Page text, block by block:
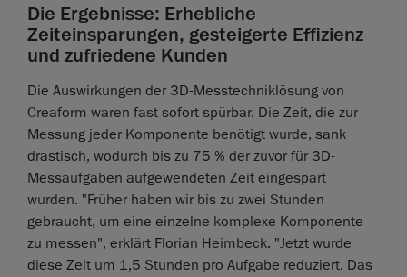
Die Ergebnisse: Erhebliche
Zeiteinsparungen, gesteigerte Effizienz
und zufriedene Kunden
Die Auswirkungen der 3D-Messtechniklösung von
Creaform waren fast sofort spürbar. Die Zeit, die zur
Messung jeder Komponente benötigt wurde, sank
drastisch, wodurch bis zu 75 % der zuvor für 3D-
Messaufgaben aufgewendeten Zeit eingespart
wurden. "Früher haben wir bis zu zwei Stunden
gebraucht, um eine einzelne komplexe Komponente
zu messen", erklärt Florian Heimbeck. "Jetzt wurde
diese Zeit um 1,5 Stunden pro Aufgabe reduziert. Das